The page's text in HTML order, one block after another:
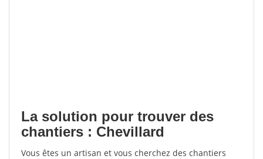
La solution pour trouver des
chantiers : Chevillard
Vous êtes un artisan et vous cherchez des chantiers